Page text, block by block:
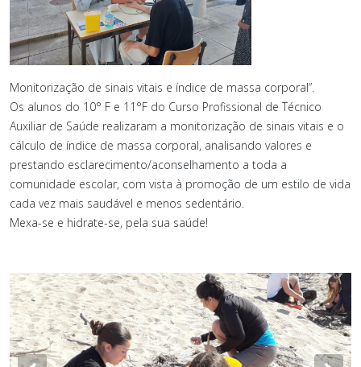
Monitorização de sinais vitais e índice de massa corporal”.
Os alunos do 10° F e 11°F do Curso Profissional de Técnico
Auxiliar de Saúde realizaram a monitorização de sinais vitais e o
cálculo de índice de massa corporal, analisando valores e
prestando esclarecimento/aconselhamento a toda a
comunidade escolar, com vista à promoção de um estilo de vida
cada vez mais saudável e menos sedentário.
Mexa-se e hidrate-se, pela sua saúde!